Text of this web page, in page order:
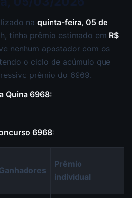
na quinta-feira, 05 de
tinha prêmio estimado em R$
nenhum apostador com os
o ciclo de acúmulo que
prêmio do 6969.
Quina 6968:
6968:
Ganhadores
Prêmio
individual